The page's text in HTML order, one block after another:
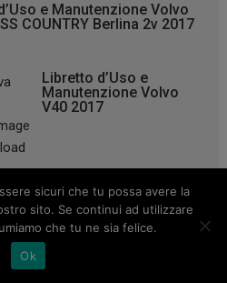
e Manutenzione Volvo
COUNTRY Berlina 2v 2017
Libretto d’Uso e
Manutenzione Volvo
V40 2017
sicuri che tu possa avere la
sito. Se continui ad utilizzare
che tu ne sia felice.
Ok